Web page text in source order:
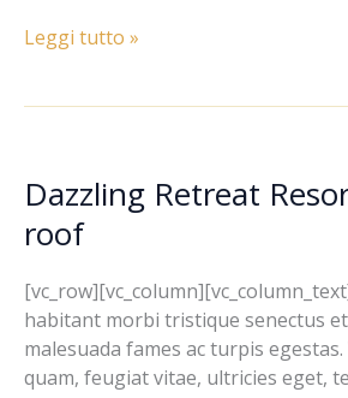
Leggi tutto »
Dazzling Retreat
roof
habitant morbi tristique senectus
malesuada fames ac turpis
quam, feugiat vitae, ultricies eget,
Dazzling
Retreat
Resort
the
roof